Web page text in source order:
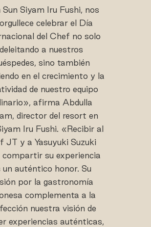
Sun Siyam Iru Fushi, nos
celebrar el Día
del Chef no solo
deleitando a nuestros
sino también
en el crecimiento y la
de nuestro equipo
afirma Abdulla
director del resort en
Iru Fushi. «Recibir al
JT y a Yasuyuki Suzuki
compartir su experiencia
un auténtico honor. Su
por la gastronomía
complementa a la
nuestra visión de
experiencias auténticas,